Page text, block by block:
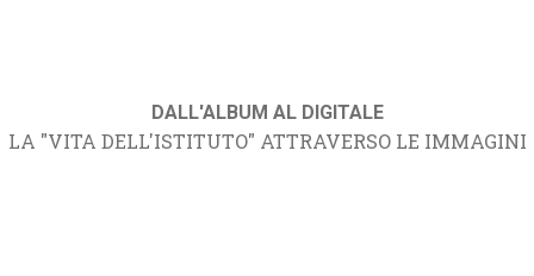
DALL'ALBUM AL DIGITALE
LA "VITA DELL'ISTITUTO" ATTRAVERSO LE IMMAGINI